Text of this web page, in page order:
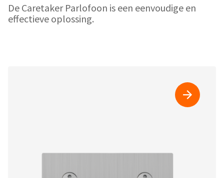
De Caretaker Parlofoon is een eenvoudige en
effectieve oplossing.